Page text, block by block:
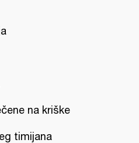
na kriške
timijana